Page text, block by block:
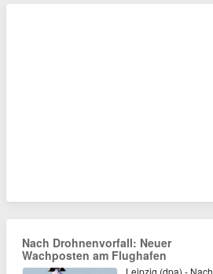
Nach Drohnenvorfall: Neuer
Wachposten am Flughafen
Leipzig (dpa) - Nach